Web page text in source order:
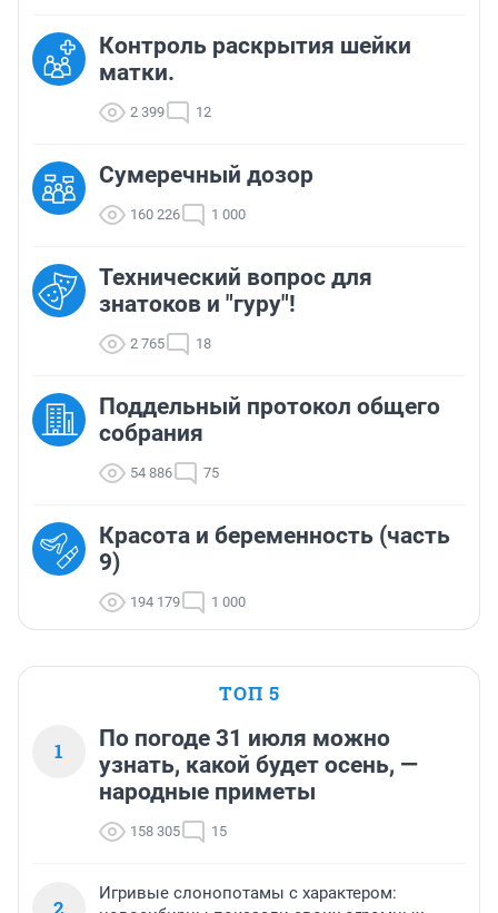
Контроль раскрытия шейки
матки.
2 399 12
Сумеречный дозор
160 226 1 000
Технический вопрос для
знатоков и "гуру"!
2 765 18
Поддельный протокол общего
собрания
54 886 75
Красота и беременность (часть
9)
194 179 1 000
ТОП 5
1
По погоде 31 июля можно
узнать, какой будет осень, —
народные приметы
158 305 15
2
Игривые слонопотамы с характером: